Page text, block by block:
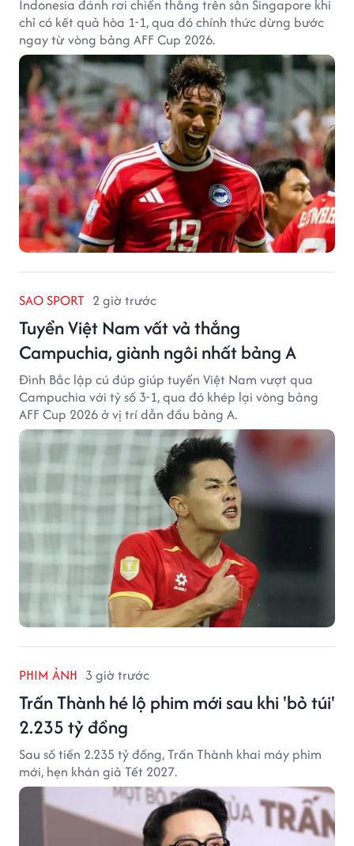
Indonesia đánh rơi chiến thắng trên sân Singapore khi
chỉ có kết quả hòa 1-1, qua đó chính thức dừng bước
ngay từ vòng bảng AFF Cup 2026.
SAO SPORT 2 giờ trước
Tuyển Việt Nam vất vả thắng
Campuchia, giành ngôi nhất bảng A
Đình Bắc lập cú đúp giúp tuyển Việt Nam vượt qua
Campuchia với tỷ số 3-1, qua đó khép lại vòng bảng
AFF Cup 2026 ở vị trí dẫn đầu bảng A.
PHIM ẢNH 3 giờ trước
Trấn Thành hé lộ phim mới sau khi 'bỏ túi'
2.235 tỷ đồng
Sau số tiền 2.235 tỷ đồng, Trấn Thành khai máy phim
mới, hẹn khán giả Tết 2027.